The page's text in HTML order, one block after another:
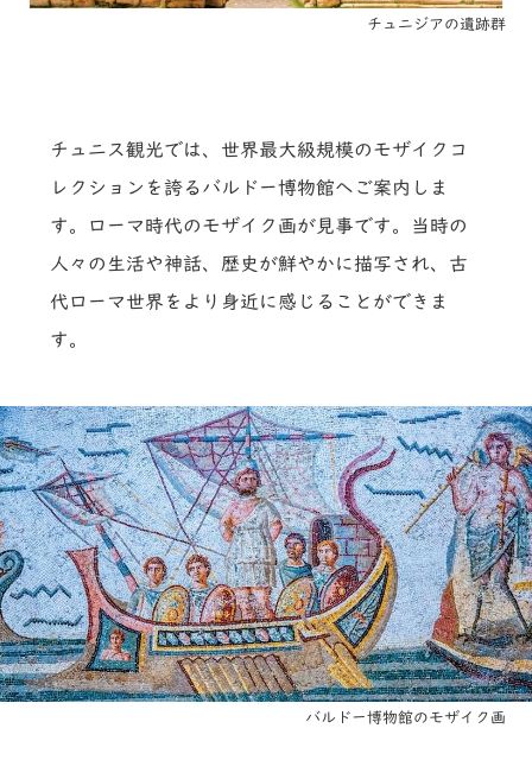
チュニジアの遺跡群
チュニス観光では、世界最大級規模のモザイクコ
レクションを誇るバルドー博物館へご案内しま
す。ローマ時代のモザイク画が見事です。当時の
人々の生活や神話、歴史が鮮やかに描写され、古
代ローマ世界をより身近に感じることができま
す。
バルドー博物館のモザイク画